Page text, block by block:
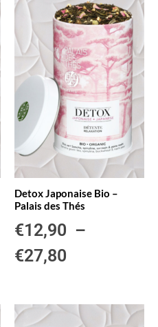
Detox Japonaise Bio –
Palais des Thés
€12,90 –
€27,80